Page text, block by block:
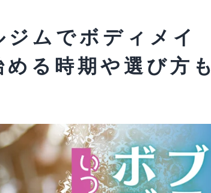
ムでボディメイ
る時期や選び方